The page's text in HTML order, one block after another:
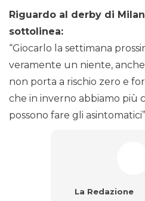
Riguardo al derby di
sottolinea:
“Giocarlo la settimana
veramente un niente,
non porta a rischio zero e
che in inverno abbiamo più
possono fare gli
La Redazione